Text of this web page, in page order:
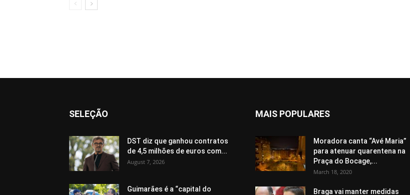
SELEÇÃO
DST diz que ganhou contratos
de 4,5 milhões de euros com...
August 7, 2026
Guimarães é a “capital do
MAIS POPULARES
Moradora canta “Avé Maria”
para atenuar quarentena na
Praça do Bocage,...
March 18, 2020
Braga vai manter medidas